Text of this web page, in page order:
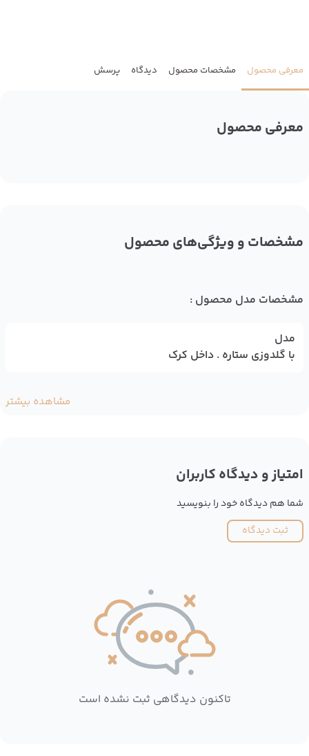
معرفی محصول مشخصات محصول دیدگاه پرسش
معرفی محصول
مشخصات و ویژگی‌های محصول
مشخصات مدل محصول :
مدل
با گلدوزی ستاره . داخل کرک
مشاهده بیشتر
امتیاز و دیدگاه کاربران
شما هم دیدگاه خود را بنویسید
ثبت دیدگاه
تاکنون دیدگاهی ثبت نشده است